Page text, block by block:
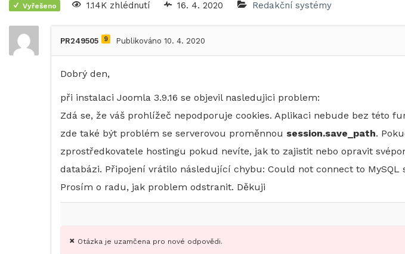
Vyřešeno 1.14K zhlédnutí 16. 4. 2020 Redakční systémy
PR249505 9 Publikováno 10. 4. 2020
Dobrý den,
při instalaci Joomla 3.9.16 se objevil nasledujici problem:
Zdá se, že váš prohlížeč nepodporuje cookies. Aplikaci nebude bez této
zde také být problém se serverovou proměnnou session.save_path.
zprostředkovatele hostingu pokud nevíte, jak to zajistit nebo opravit
databázi. Připojení vrátilo následující chybu: Could not connect to MySQL
Prosím o radu, jak problem odstranit. Děkuji
Otázka je uzamčena pro nové odpovědi.